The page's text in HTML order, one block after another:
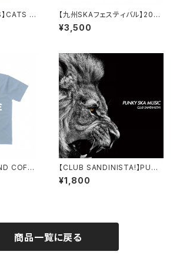
CATS F
【九州SKAフェスティバル】2026
フロントチェック Tシャツ(WH)
¥3,500
COFFE
Tシャツ
【CLUB SANDINISTA!】PUNK
Y SKA MUSIC(CD)
¥1,800
商品一覧に戻る